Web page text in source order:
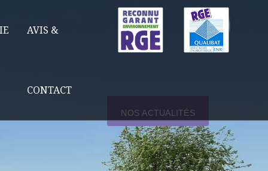
AVIS &
CONTACT
NOS ACTUALITÉS